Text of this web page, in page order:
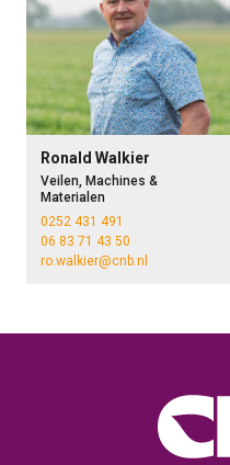
Ronald Walkier
Veilen, Machines &
Materialen
0252 431 491
06 83 71 43 50
ro.walkier@cnb.nl